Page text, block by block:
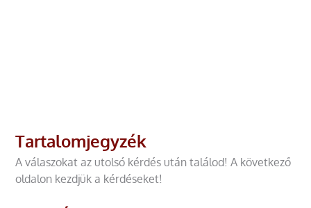
Tartalomjegyzék
A válaszokat az utolsó kérdés után találod! A következő
oldalon kezdjük a kérdéseket!